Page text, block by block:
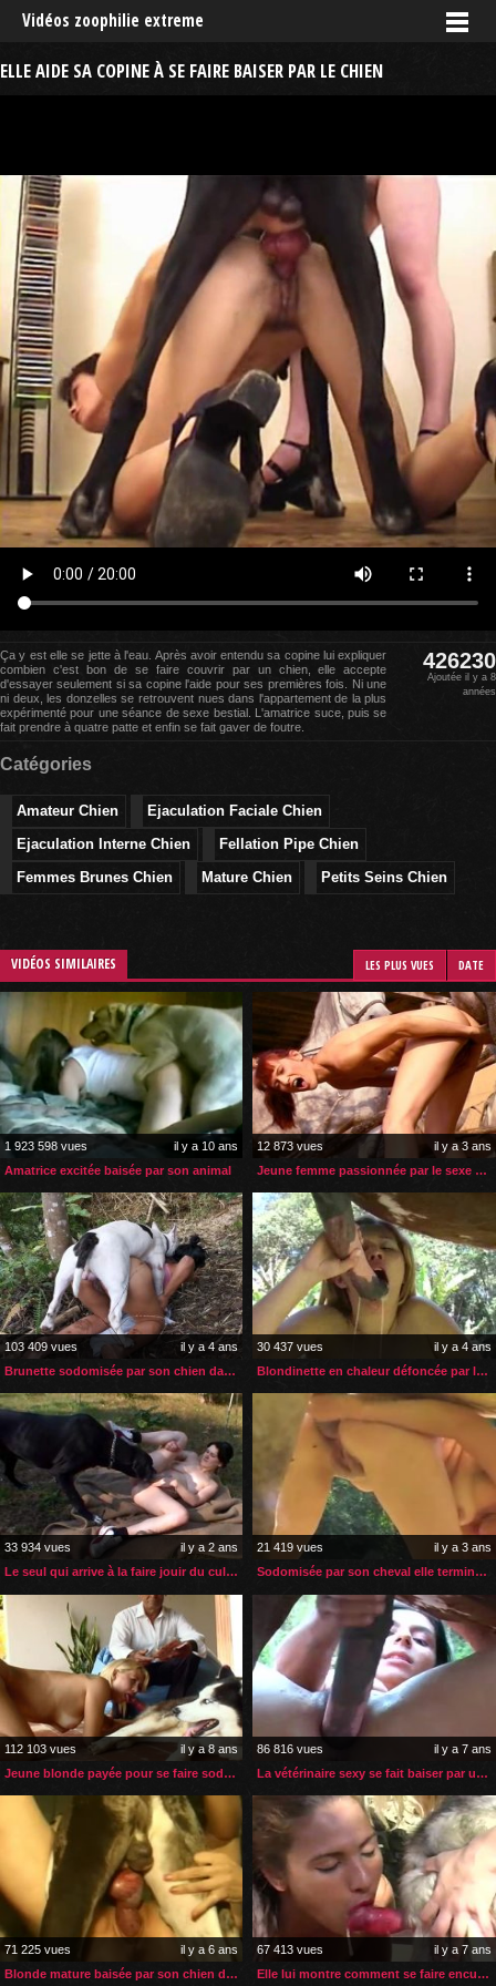
Vidéos zoophilie extreme
ELLE AIDE SA COPINE À SE FAIRE BAISER PAR LE CHIEN
Ça y est elle se jette à l'eau. Après avoir entendu sa copine lui expliquer
combien c'est bon de se faire couvrir par un chien, elle accepte
d'essayer seulement si sa copine l'aide pour ses premières fois. Ni une
ni deux, les donzelles se retrouvent nues dans l'appartement de la plus
expérimenté pour une séance de sexe bestial. L'amatrice suce, puis se
fait prendre à quatre patte et enfin se fait gaver de foutre.
426230
Ajoutée il y a 8
années
Catégories
Amateur Chien
Ejaculation Faciale Chien
Ejaculation Interne Chien
Fellation Pipe Chien
Femmes Brunes Chien
Mature Chien Petits Seins Chien
VIDÉOS SIMILAIRES LES PLUS VUES DATE
1 923 598 vues
il y a 10 ans
Amatrice excitée baisée par son animal
12 873 vues
il y a 3 ans
Jeune femme passionnée par le sexe de son cheval
103 409 vues
il y a 4 ans
Brunette sodomisée par son chien dans la forêt
30 437 vues
il y a 4 ans
Blondinette en chaleur défoncée par la bite de son cheval
33 934 vues
il y a 2 ans
Le seul qui arrive à la faire jouir du cul c’est son chien
21 419 vues
il y a 3 ans
Sodomisée par son cheval elle termine par une rasade de sperme
112 103 vues
il y a 8 ans
Jeune blonde payée pour se faire sodomiser par un chien
86 816 vues
il y a 7 ans
La vétérinaire sexy se fait baiser par un cheval
71 225 vues
il y a 6 ans
Blonde mature baisée par son chien dans l’étable
67 413 vues
il y a 7 ans
Elle lui montre comment se faire enculer par son husky